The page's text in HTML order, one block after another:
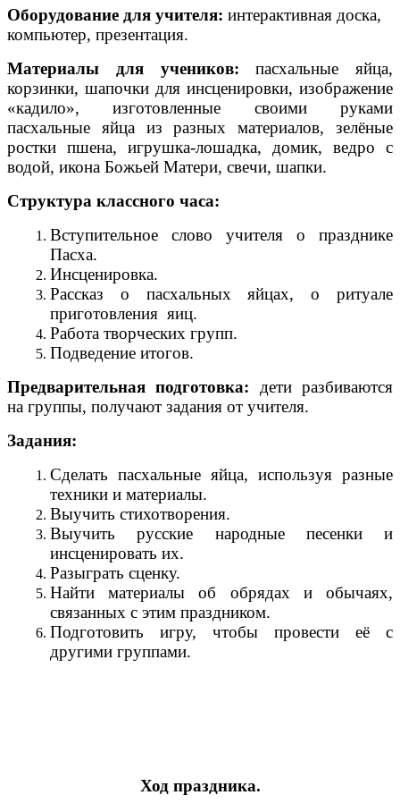
Оборудование для учителя: интерактивная доска,
компьютер, презентация.
Материалы для учеников: пасхальные яйца,
корзинки, шапочки для инсценировки, изображение
«кадило», изготовленные своими руками
пасхальные яйца из разных материалов, зелёные
ростки пшена, игрушка-лошадка, домик, ведро с
водой, икона Божьей Матери, свечи, шапки.
Структура классного часа:
Вступительное слово учителя о празднике
Пасха.
Инсценировка.
Рассказ о пасхальных яйцах, о ритуале
приготовления яиц.
Работа творческих групп.
Подведение итогов.
Предварительная подготовка: дети разбиваются
на группы, получают задания от учителя.
Задания:
Сделать пасхальные яйца, используя разные
техники и материалы.
Выучить стихотворения.
Выучить русские народные песенки и
инсценировать их.
Разыграть сценку.
Найти материалы об обрядах и обычаях,
связанных с этим праздником.
Подготовить игру, чтобы провести её с
другими группами.
Ход праздника.